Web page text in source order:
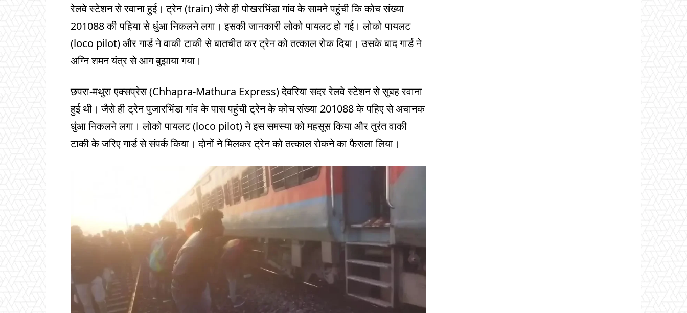
रेलवे स्टेशन से रवाना हुई। ट्रेन (train) जैसे ही पोखरभिंडा गांव के सामने पहुंची कि कोच संख्या
201088 की पहिया से धुंआ निकलने लगा। इसकी जानकारी लोको पायलट हो गई। लोको पायलट
(loco pilot) और गार्ड ने वाकी टाकी से बातचीत कर ट्रेन को तत्काल रोक दिया। उसके बाद गार्ड ने
अग्नि शमन यंत्र से आग बुझाया गया।
छपरा-मथुरा एक्सप्रेस (Chhapra-Mathura Express) देवरिया सदर रेलवे स्टेशन से सुबह रवाना
हुई थी। जैसे ही ट्रेन पुजारभिंडा गांव के पास पहुंची ट्रेन के कोच संख्या 201088 के पहिए से अचानक
धुंआ निकलने लगा। लोको पायलट (loco pilot) ने इस समस्या को महसूस किया और तुरंत वाकी
टाकी के जरिए गार्ड से संपर्क किया। दोनों ने मिलकर ट्रेन को तत्काल रोकने का फैसला लिया।